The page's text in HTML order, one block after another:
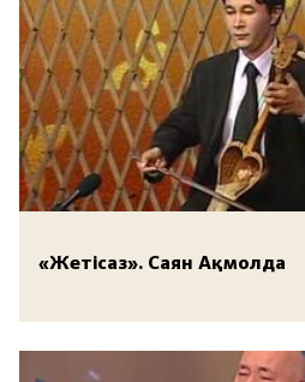
«Жетісаз». Саян Ақмолда